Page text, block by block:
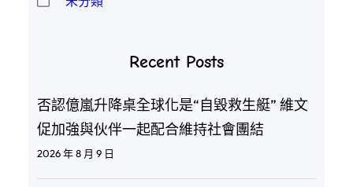
Recent Posts
否認億嵐升降桌全球化是“自毀救生艇” 維文
促加強與伙伴一起配合維持社會團結
2026 年 8 月 9 日